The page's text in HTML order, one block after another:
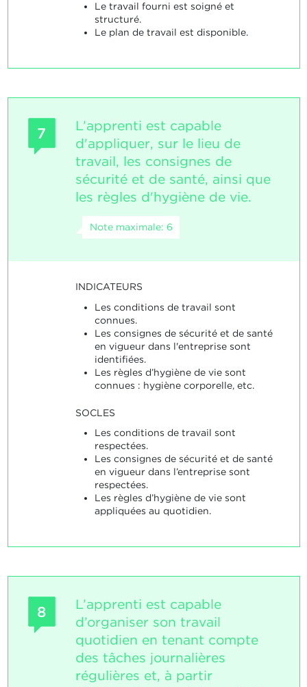
Le travail fourni est soigné et
structuré.
Le plan de travail est disponible.
7
L’apprenti est capable
d'appliquer, sur le lieu de
travail, les consignes de
sécurité et de santé, ainsi que
les règles d'hygiène de vie.
Note maximale: 6
INDICATEURS
Les conditions de travail sont
connues.
Les consignes de sécurité et de santé
en vigueur dans l'entreprise sont
identifiées.
Les règles d’hygiène de vie sont
connues : hygiène corporelle, etc.
SOCLES
Les conditions de travail sont
respectées.
Les consignes de sécurité et de santé
en vigueur dans l’entreprise sont
respectées.
Les règles d’hygiène de vie sont
appliquées au quotidien.
8
L’apprenti est capable
d’organiser son travail
quotidien en tenant compte
des tâches journalières
régulières et, à partir